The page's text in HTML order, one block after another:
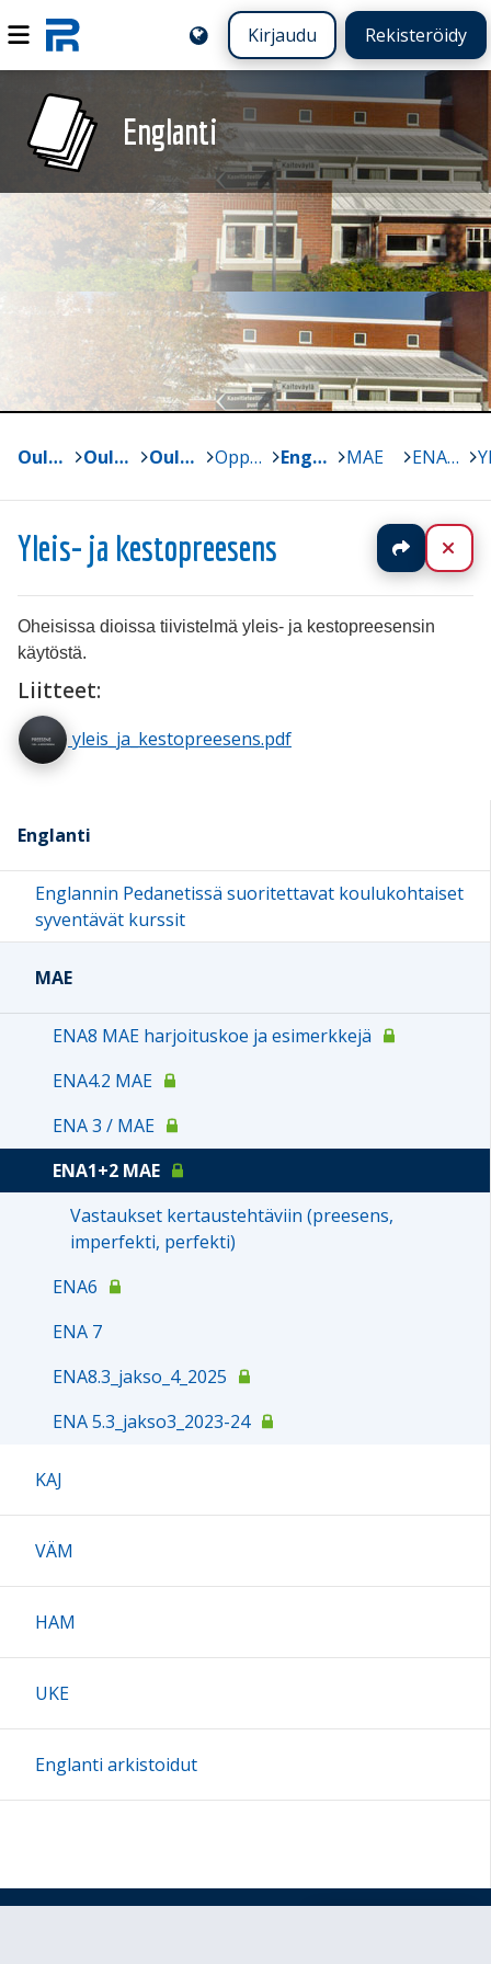
Kirjaudu Rekisteröidy
Englanti
Oulun yliopisto Oulun normaalikoulun lukio ja perusasteen vs. 7-9 Oulun normaalikoulun lukio Oppiaineet Englanti MAE ENA1+2 MAE
Yleis- ja kestopreesens Jaa
Oheisissa dioissa tiivistelmä yleis- ja kestopreesensin
käytöstä.
Liitteet:
yleis_ja_kestopreesens.pdf
Englanti
Englannin Pedanetissä suoritettavat koulukohtaiset
syventävät kurssit
MAE
ENA8 MAE harjoituskoe ja esimerkkejä
ENA4.2 MAE
ENA 3 / MAE
ENA1+2 MAE
Vastaukset kertaustehtäviin (preesens,
imperfekti, perfekti)
ENA6
ENA 7
ENA8.3_jakso_4_2025
ENA 5.3_jakso3_2023-24
KAJ
VÄM
HAM
UKE
Englanti arkistoidut